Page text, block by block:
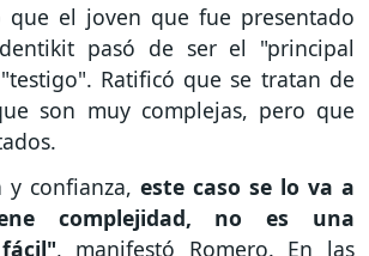
que el joven que fue presentado
pasó de ser el "principal
Ratificó que se tratan de
son muy complejas, pero que
y confianza, este caso se lo va a
complejidad, no es una
, manifestó Romero. En las